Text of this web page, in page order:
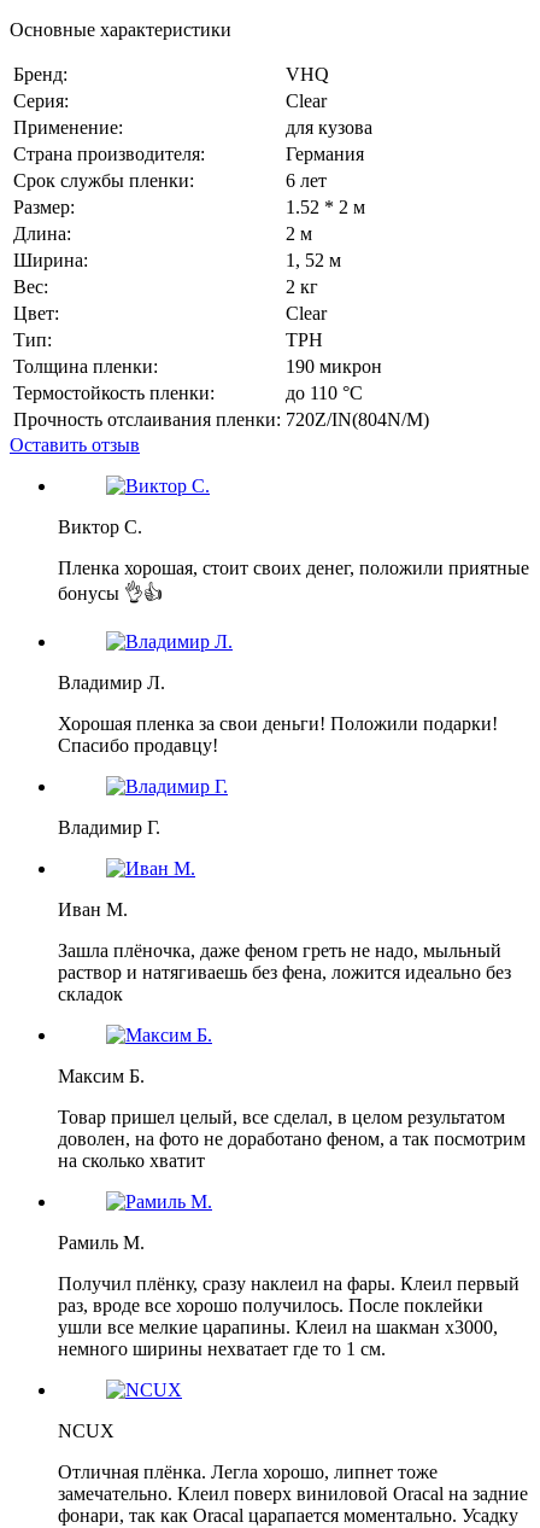
Основные характеристики
Бренд:
VHQ
Серия:
Clear
Применение:
для кузова
Страна производителя:
Германия
Срок службы пленки:
6 лет
Размер:
1.52 * 2 м
Длина:
2 м
Ширина:
1, 52 м
Вес:
2 кг
Цвет:
Сlear
Тип:
TPH
Толщина пленки:
190 микрон
Термостойкость пленки:
до 110 °C
Прочность отслаивания пленки: 720Z/IN(804N/M)
Оставить отзыв
Виктор С.
Пленка хорошая, стоит своих денег, положили приятные
бонусы 👌👍
Владимир Л.
Хорошая пленка за свои деньги! Положили подарки!
Спасибо продавцу!
Владимир Г.
Иван М.
Зашла плёночка, даже феном греть не надо, мыльный
раствор и натягиваешь без фена, ложится идеально без
складок
Максим Б.
Товар пришел целый, все сделал, в целом результатом
доволен, на фото не доработано феном, а так посмотрим
на сколько хватит
Рамиль М.
Получил плёнку, сразу наклеил на фары. Клеил первый
раз, вроде все хорошо получилось. После поклейки
ушли все мелкие царапины. Клеил на шакман х3000,
немного ширины нехватает где то 1 см.
NCUX
Отличная плёнка. Легла хорошо, липнет тоже
замечательно. Клеил поверх виниловой Oracal на задние
фонари, так как Oracal царапается моментально. Усадку